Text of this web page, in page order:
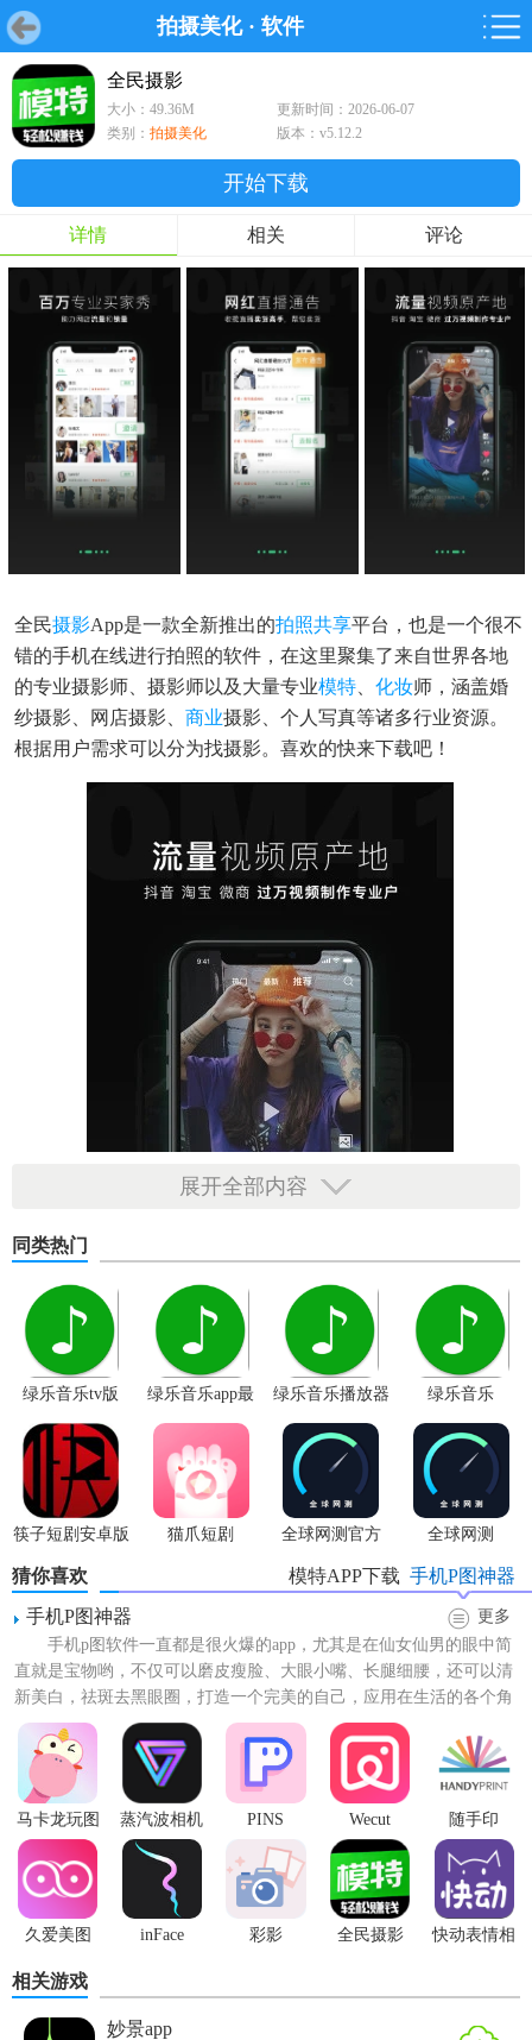
拍摄美化· 软件
首页 游戏
首页 游戏 软件 鸿蒙
游戏 软件
全民摄影
大小：49.36M
更新时间：2026-06-07
类别： 拍摄美化 版本：v5.12.2
开始下载
详情 相关 评论
全民摄影App是一款全新推出的拍照共享平台，也是一个很不
错的手机在线进行拍照的软件，在这里聚集了来自世界各地
的专业摄影师、摄影师以及大量专业模特 化妆师，涵盖婚
纱摄影、网店摄影、 商业摄影、个人写真等诸多行业资源。
根据用户需求可以分为找摄影。喜欢的快来下载吧！
【全民摄影APP说明】
1、商家可以找到符合自己产品类型的摄影师、模特、化妆
2、摄影师、模特、化妆师可以在上面申请资格认证，发布作
品，接单交易，还可以找到心仪的实景拍摄基地
3、普通用户上全民摄影，找专业的人，拍美美的片
4、美图秀商家派单，素人模特接单，轻松拍照赚佣金
【全民摄影APP功能】
【即时聊天】无需通过平台付款，直接对接您心仪的摄影师
及模特可通过APP直接对话联系，也可通过APP直接电话联系
／加微信／加QQ／加微博等等，方便快捷实用。
【关注摄影师／模特、收藏作品】用户可随意关注其心爱的
摄影师及模特，关注后摄影师和模特只要有更新作品及会给
用户推送提示。收藏心仪作品，方便查找。
展开全部内容
同类热门
绿乐音乐tv版
绿乐音乐app最
新版本
绿乐音乐播放器 绿乐音乐
筷子短剧安卓版 猫爪短剧
全球网测官方
app
全球网测
猜你喜欢 手机P图神器
模特APP下载
手机P图神器
更多
手机p图软件一直都是很火爆的app，尤其是在仙女仙男的眼中简
直就是宝物哟，不仅可以磨皮瘦脸、大眼小嘴、长腿细腰，还可以清
新美白，祛斑去黑眼圈，打造一个完美的自己，应用在生活的各个角
落都超有范儿，所以赶...
马卡龙玩图 蒸汽波相机 PINS Wecut 随手印
久爱美图 inFace 彩影 全民摄影
快动表情相
相关游戏
妙景app